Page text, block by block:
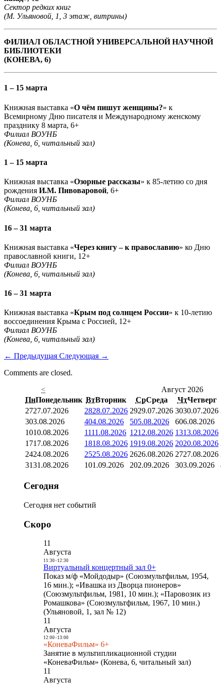
Сектор редких книг
(М. Ульяновой, 1, 3 этаж, витрины)
ФИЛИАЛ ОБЛАСТНОЙ УНИВЕРСАЛЬНОЙ НАУЧНОЙ
БИБЛИОТЕКИ
(КОНЕВА, 6)
1 – 15 марта
Книжная выставка «О чём пишут женщины?» к
Всемирному Дню писателя и Международному женскому
празднику 8 марта, 6+
Филиал ВОУНБ
(Конева, 6, читальный зал)
1 – 15 марта
Книжная выставка «Озорные рассказы» к 85-летию со дня
рождения И.М. Пивоваровой, 6+
Филиал ВОУНБ
(Конева, 6, читальный зал)
16 – 31 марта
Книжная выставка «Через книгу – к православию» ко Дню
православной книги, 12+
Филиал ВОУНБ
(Конева, 6, читальный зал)
16 – 31 марта
Книжная выставка «Крым под солнцем России» к 10-летию
воссоединения Крыма с Россией, 12+
Филиал ВОУНБ
(Конева, 6, читальный зал)
← Предыдущая Следующая →
Comments are closed.
<
Август 2026
ПнПонедельник ВтВторник СрСреда ЧтЧетверг
2727.07.2026 2828.07.2026 2929.07.2026 3030.07.2026
303.08.2026 404.08.2026 505.08.2026 606.08.2026
1010.08.2026 1111.08.2026 1212.08.2026 1313.08.2026
1717.08.2026 1818.08.2026 1919.08.2026 2020.08.2026
2424.08.2026 2525.08.2026 2626.08.2026 2727.08.2026
3131.08.2026 101.09.2026 202.09.2026 303.09.2026
Сегодня
Сегодня нет событий
Скоро
11
Августа
11:30- 12:30
Виртуальный концертный зал 0+
Показ м/ф «Мойдодыр» (Союзмультфильм, 1954,
16 мин.); «Ивашка из Дворца пионеров»
(Союзмультфильм, 1981, 10 мин.); «Паровозик из
Ромашкова» (Союзмультфильм, 1967, 10 мин.)
(Ульяновой, 1, зал № 12)
11
Августа
12:00- 13:00
«КоневаФильм» 6+
Занятие в мультипликационной студии
«КоневаФильм» (Конева, 6, читальный зал)
11
Августа